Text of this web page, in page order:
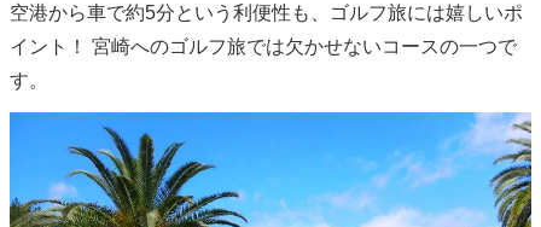
空港から車で約5分という利便性も、ゴルフ旅には嬉しいポ
イント！ 宮崎へのゴルフ旅では欠かせないコースの一つで
す。